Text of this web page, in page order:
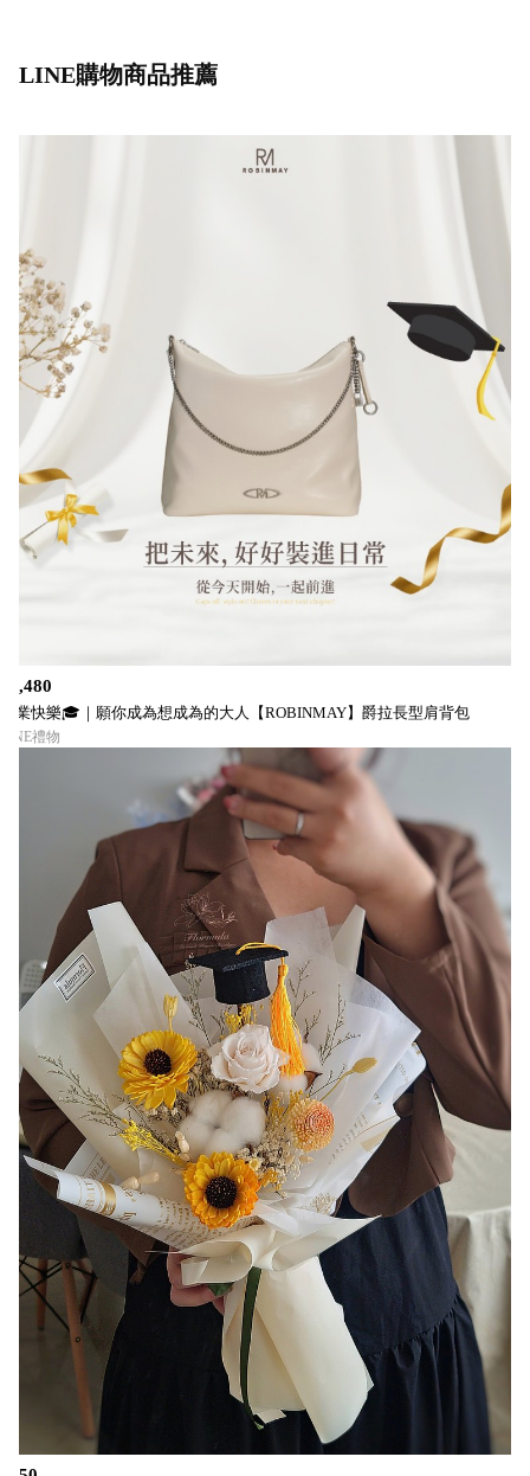
LINE購物商品推薦
$2,480
畢業快樂🎓｜願你成為想成為的大人【ROBINMAY】爵拉長型肩背包
LINE禮物